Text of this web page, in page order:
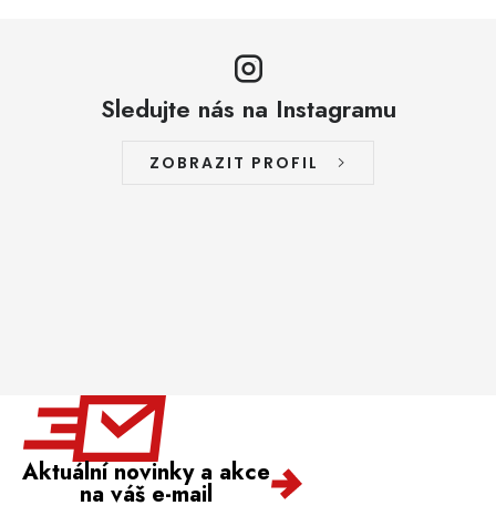
Sledujte nás na Instagramu
ZOBRAZIT PROFIL
Aktuální novinky a akce
na váš e-mail